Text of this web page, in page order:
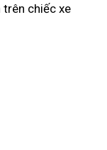
trên chiếc xe